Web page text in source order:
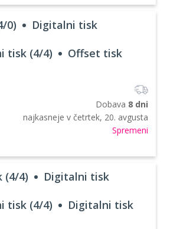
0) Digitalni tisk
tisk (4/4) Offset tisk
Dobava 8 dni
najkasneje v četrtek, 20. avgusta
Spremeni
(4/4) Digitalni tisk
tisk (4/4) Digitalni tisk